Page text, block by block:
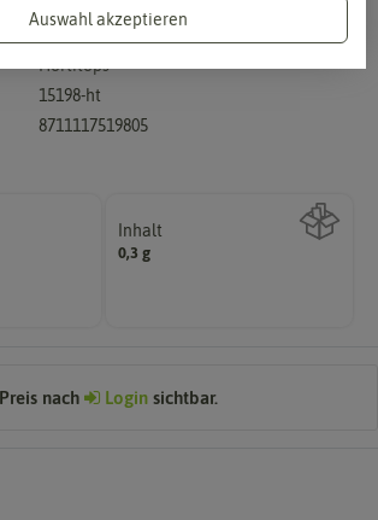
Hortitops
15198-ht
8711117519805
Inhalt
0,3 g
Preis nach Login sichtbar.
Auswahl akzeptieren